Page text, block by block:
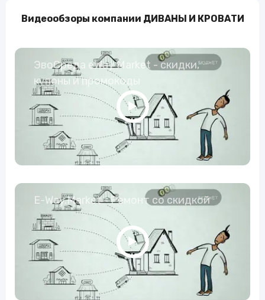
Видеообзоры компании ДИВАНЫ И КРОВАТИ
ЭвоСреда eWay Market - скидки,
купоны и промокоды
E-Way.Market - Ремонт со скидкой